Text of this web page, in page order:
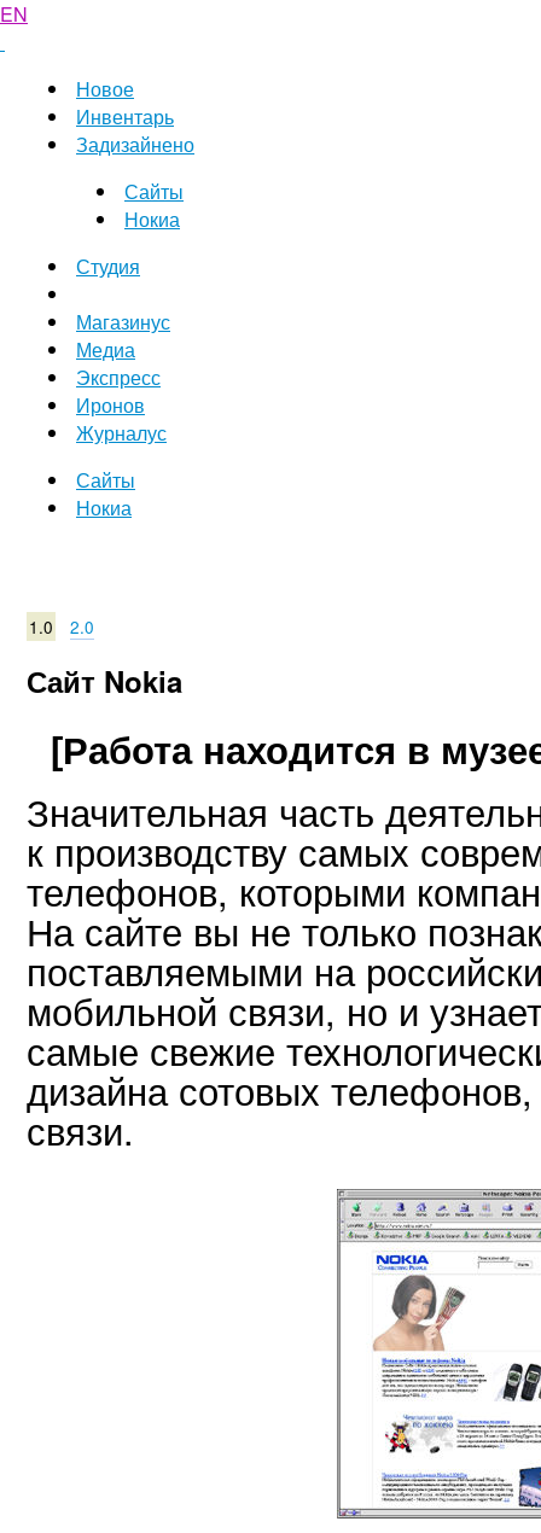
EN
Новое
Инвентарь
Задизайнено
Сайты
Нокиа
Студия
Магазинус
Медиа
Экспресс
Иронов
Журналус
Сайты
Нокиа
1.0 2.0
Сайт Nokia
[Работа находится в
Значительная часть
к производству самых
телефонов, которыми
На сайте вы не только
поставляемыми на
мобильной связи, но и
самые свежие
дизайна сотовых
связи.